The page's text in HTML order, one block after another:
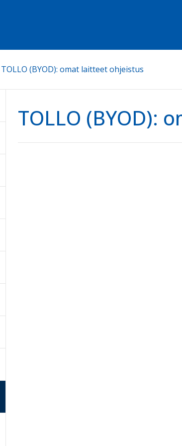
TOLLO (BYOD): omat laitteet ohjeistus
TOLLO (BYOD):